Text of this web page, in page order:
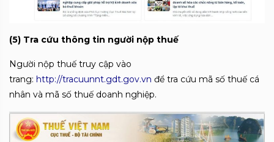
(5) Tra cứu thông tin người nộp thuế
Người nộp thuế truy cập vào
trang: http://tracuunnt.gdt.gov.vn để tra cứu mã số thuế cá
nhân và mã số thuế doanh nghiệp.